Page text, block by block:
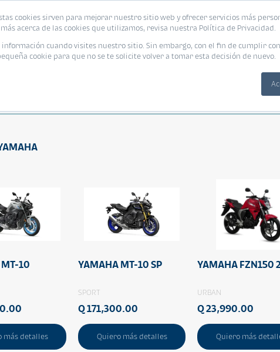
cookies sirven para mejorar nuestro sitio web y ofrecer servicios más
acerca de las cookies que utilizamos, revisa nuestra Política de Privacidad.
cuando visites nuestro sitio. Sin embargo, con el fin de cumplir
cookie para que no se te solicite volver a tomar esta decisión de nuevo.
10
más detalles
YAMAHA MT-10 SP
SPORT
Q 171,300.00
Quiero más detalles
YAMAHA FZN150
URBAN
Q 23,990.00
Quiero más